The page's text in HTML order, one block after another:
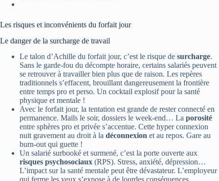
Les risques et inconvénients du forfait jour
Le danger de la surcharge de travail
Le talon d’Achille du forfait jour, c’est le risque de surcharge.
Sans le garde-fou du décompte horaire, certains salariés peuvent
se retrouver à travailler bien plus que de raison. Les repères
traditionnels s’effacent, brouillant dangereusement la frontière
entre temps pro et perso. Un cocktail explosif pour la santé
physique et mentale !
Avec le forfait jour, la tentation est grande de rester connecté en
permanence. Mails le soir, dossiers le week-end… La porosité
entre sphères pro et privée s’accentue. Cette hyper connexion
nuit gravement au droit à la déconnexion et au repos. Gare au
burn-out qui guette !
Un salarié surbooké et surmené, c’est la porte ouverte aux
risques psychosociaux (RPS). Stress, anxiété, dépression…
L’impact sur la santé mentale peut être dévastateur. L’employeur